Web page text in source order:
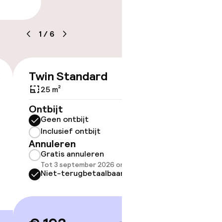
1 / 6
Twin Standard
25 m²
Ontbijt
Geen ontbijt
Inclusief ontbijt
Annuleren
Gratis annuleren
Tot 3 september 2026 om 21:59
Niet-terugbetaalbaar